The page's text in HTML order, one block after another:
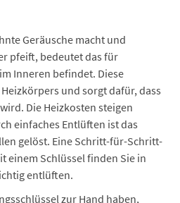
Geräusche macht und
pfeift, bedeutet das für
Inneren befindet. Diese
und sorgt dafür, dass
Die Heizkosten steigen
einfaches Entlüften ist das
gelöst. Eine Schritt-für-Schritt-
einem Schlüssel finden Sie in
entlüften.
zur Hand haben,